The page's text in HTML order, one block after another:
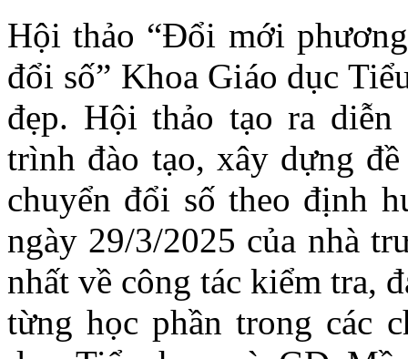
Hội thảo “Đổi mới
đổi số” Khoa Giáo dục
đẹp. Hội thảo tạo ra diễn
trình đào tạo, xây dựng
chuyển đổi số theo định
ngày 29/3/2025 của nhà
nhất về công tác kiểm tra,
từng học phần trong các